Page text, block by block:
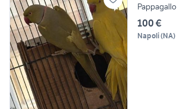
Pappagallo
100 €
Napoli(NA)